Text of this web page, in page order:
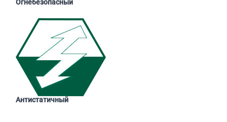
Огнебезопасный
Антистатичный